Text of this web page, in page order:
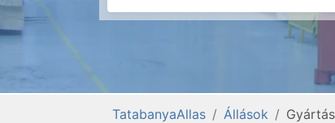
TatabanyaAllas Állások